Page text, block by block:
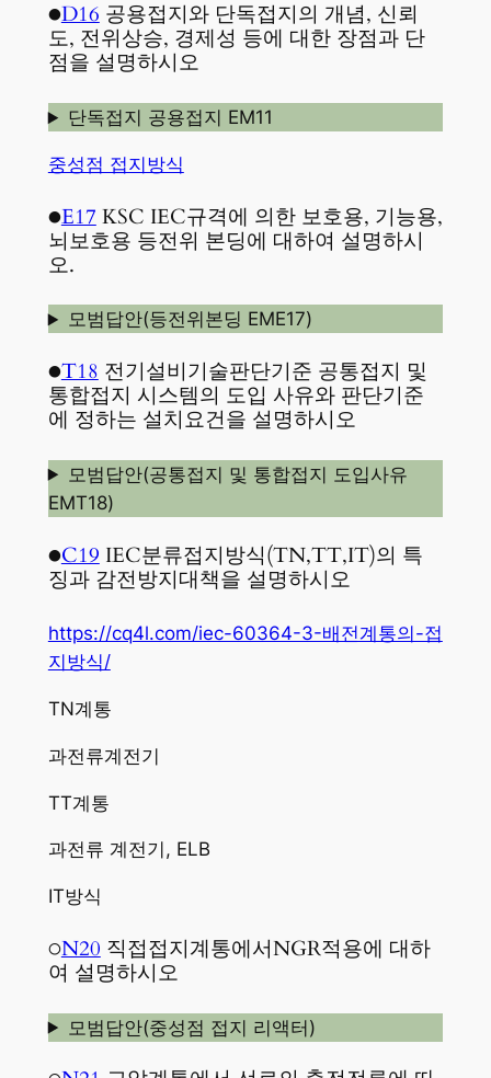
●D16공용접지와 단독접지의 개념, 신뢰
도, 전위상승, 경제성 등에 대한 장점과 단
점을 설명하시오
단독접지 공용접지 EM11
중성점 접지방식
●E17 KSC IEC규격에 의한 보호용, 기능용,
뇌보호용 등전위 본딩에 대하여 설명하시
오.
모범답안(등전위본딩 EME17)
●T18전기설비기술판단기준 공통접지 및
통합접지 시스템의 도입 사유와 판단기준
에 정하는 설치요건을 설명하시오
모범답안(공통접지 및 통합접지 도입사유
EMT18)
●C19 IEC분류접지방식(TN,TT,IT)의 특
징과 감전방지대책을 설명하시오
https://cq4l.com/iec-60364-3-배전계통의-접
지방식/
TN계통
과전류계전기
TT계통
과전류 계전기, ELB
IT방식
○N20 직접접지계통에서NGR적용에 대하
여 설명하시오
모범답안(중성점 접지 리액터)